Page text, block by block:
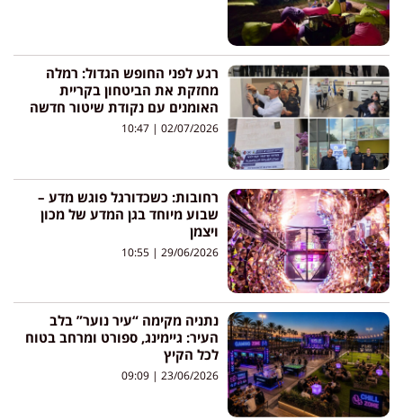
רגע לפני החופש הגדול: רמלה
מחזקת את הביטחון בקריית
האומנים עם נקודת שיטור חדשה
02/07/2026
רחובות: כשכדורגל פוגש מדע –
שבוע מיוחד בגן המדע של מכון
ויצמן
29/06/2026
נתניה מקימה “עיר נוער” בלב
העיר: גיימינג, ספורט ומרחב בטוח
לכל הקיץ
23/06/2026